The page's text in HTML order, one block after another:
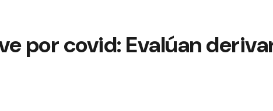
por covid: Evalúan